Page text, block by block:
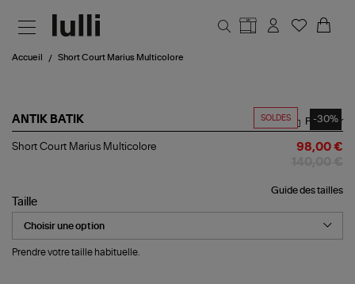
Accueil Short Court Marius Multicolore
SOLDES -30%
ANTIK BATIK
Short
Partager
Short Court Marius Multicolore 98,00 €
Guide des tailles
Taille
Prendre votre taille habituelle.